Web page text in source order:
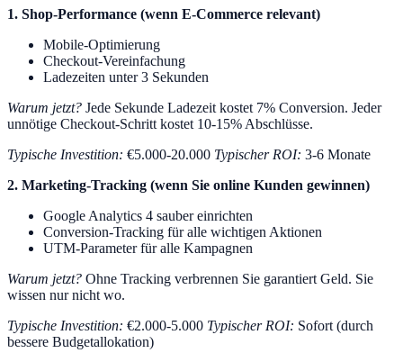
1. Shop-Performance (wenn E-Commerce relevant)
Mobile-Optimierung
Checkout-Vereinfachung
Ladezeiten unter 3 Sekunden
Warum jetzt? Jede Sekunde Ladezeit kostet 7% Conversion. Jeder
unnötige Checkout-Schritt kostet 10-15% Abschlüsse.
Typische Investition: €5.000-20.000 Typischer ROI: 3-6 Monate
2. Marketing-Tracking (wenn Sie online Kunden gewinnen)
Google Analytics 4 sauber einrichten
Conversion-Tracking für alle wichtigen Aktionen
UTM-Parameter für alle Kampagnen
Warum jetzt? Ohne Tracking verbrennen Sie garantiert Geld. Sie
wissen nur nicht wo.
Typische Investition: €2.000-5.000 Typischer ROI: Sofort (durch
bessere Budgetallokation)